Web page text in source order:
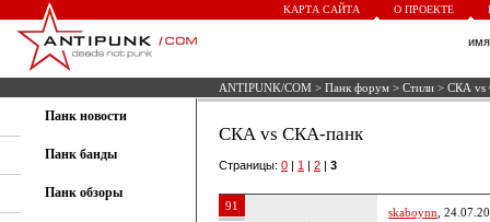
КАРТА САЙТА О ПРОЕКТЕ
ANTIPUNK/COM > Панк форум > Стили > СКА vs
Панк новости
Панк банды
Панк обзоры
СКА vs СКА-панк
Страницы: 0 | 1 | 2 | 3
91 skaboynn ,